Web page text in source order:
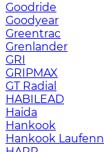
Goodride
Goodyear
Greentrac
Grenlander
GRI
GRIPMAX
GT Radial
HABILEAD
Haida
Hankook
Hankook Laufenn